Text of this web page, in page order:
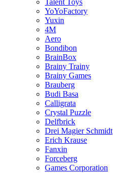
YoYoFactory
Yuxin
4M
Aero
Bondibon
BrainBox
Brainy Trainy
Brainy Games
Brauberg
Budi Basa
Calligrata
Crystal Puzzle
Delfbrick
Drei Magier Schmidt
Erich Krause
Fanxin
Forceberg
Games Corporation